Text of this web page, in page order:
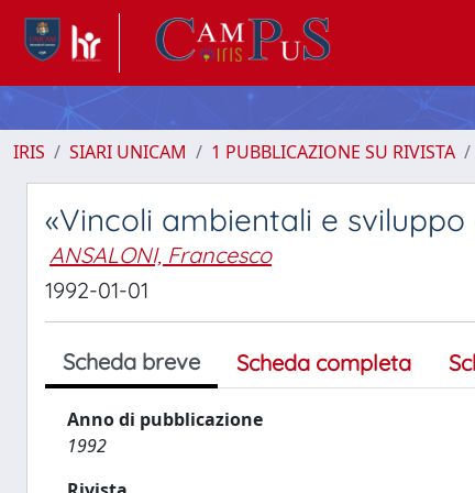
IRIS SIARI UNICAM 1 PUBBLICAZIONE SU RIVISTA
«Vincoli ambientali e
ANSALONI, Francesco
1992-01-01
Scheda breve Scheda completa
Anno di pubblicazione
1992